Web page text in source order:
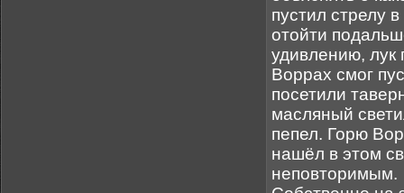
пустил стрелу
отойти
удивлению, лук
Воррах смог
посетили
масляный
пепел. Горю
нашёл в этом
неповторимым.